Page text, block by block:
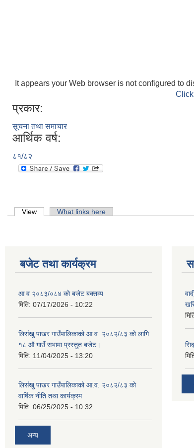
It appears your Web browser is not configured to
प्रकार:
सूचना तथा समाचार
आर्थिक वर्ष:
८१/८२
Primary tabs
View (active tab)What links here
बजेट तथा कार्यक्रम
आ व २०८३/०८४ काे बजेट बक्तव्य
मिति: 07/17/2026 - 10:22
लिसंखु पाखर गाउँपालिकाको आ.व. २०८२/८३ को लागि
१८ औं गाउँ सभामा प्रस्तुत बजेट।
मिति: 11/04/2025 - 13:20
लिसंखु पाखर गाउँपालिकाको आ.व. २०८२/८३ को
वार्षिक नीति तथा कार्यक्रम
मिति: 06/25/2025 - 10:32
अन्य